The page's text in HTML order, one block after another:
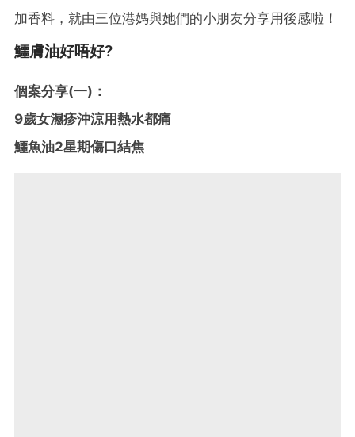
加香料，就由三位港媽與她們的小朋友分享用後感啦！
鱷膚油好唔好?
個案分享(一)：
9歲女濕疹沖涼用熱水都痛
鱷魚油2星期傷口結焦